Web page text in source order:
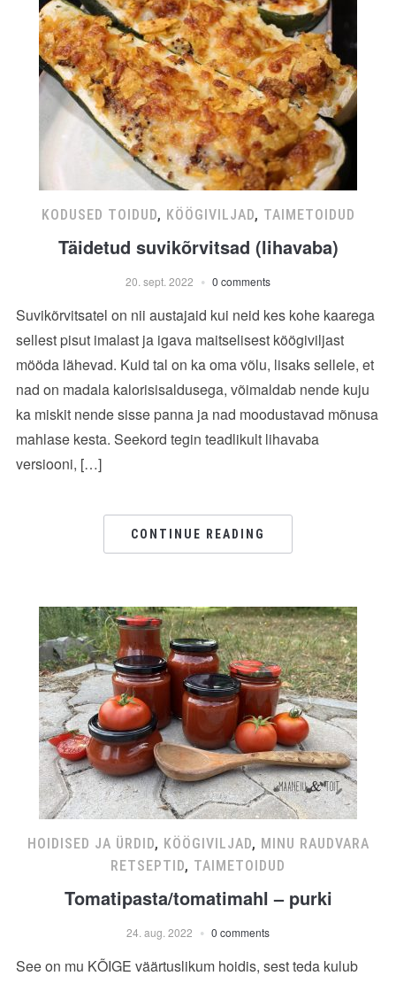
KODUSED TOIDUD, KÖÖGIVILJAD, TAIMETOIDUD
Täidetud suvikõrvitsad (lihavaba)
20. sept. 2022 0 comments
Suvikõrvitsatel on nii austajaid kui neid kes kohe kaarega
sellest pisut imalast ja igava maitselisest köögiviljast
mööda lähevad. Kuid tal on ka oma võlu, lisaks sellele, et
nad on madala kalorisisaldusega, võimaldab nende kuju
ka miskit nende sisse panna ja nad moodustavad mõnusa
mahlase kesta. Seekord tegin teadlikult lihavaba
versiooni, […]
CONTINUE READING
HOIDISED JA ÜRDID, KÖÖGIVILJAD, MINU RAUDVARA
RETSEPTID, TAIMETOIDUD
Tomatipasta/tomatimahl – purki
24. aug. 2022 0 comments
See on mu KÕIGE väärtuslikum hoidis, sest teda kulub